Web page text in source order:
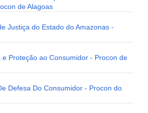
de Alagoas
Justiça do Estado do Amazonas -
e Proteção ao Consumidor - Procon de
Defesa Do Consumidor - Procon do